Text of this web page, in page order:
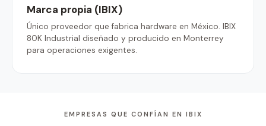
Marca propia (IBIX)
Único proveedor que fabrica hardware en México. IBIX
80K Industrial diseñado y producido en Monterrey
para operaciones exigentes.
EMPRESAS QUE CONFÍAN EN IBIX